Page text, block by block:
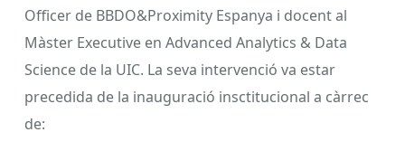
Officer de BBDO&Proximity Espanya i docent al
Màster Executive en Advanced Analytics & Data
Science de la UIC. La seva intervenció va estar
precedida de la inauguració insctitucional a càrrec
de: